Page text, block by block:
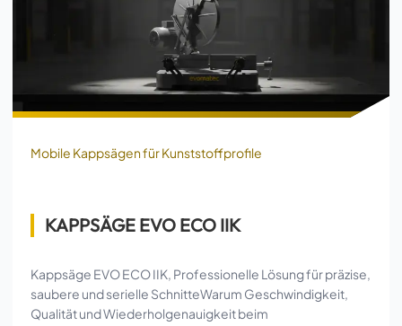
Mobile Kappsägen für Kunststoffprofile
KAPPSÄGE EVO ECO IIK
Kappsäge EVO ECO IIK, Professionelle Lösung für präzise,
saubere und serielle SchnitteWarum Geschwindigkeit,
Qualität und Wiederholgenauigkeit beim